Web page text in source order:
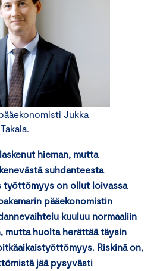
Jukka
hieman, mutta
suhdanteesta
työttömyys on ollut loivassa
pääekonomistin
kuuluu normaaliin
mutta huolta herättää täysin
Riskinä on,
jää pysyvästi